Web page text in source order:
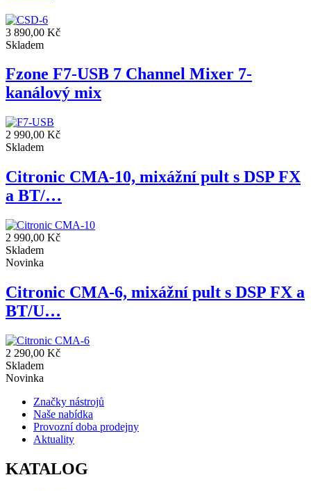
3 890,00 Kč
Skladem
Fzone F7-USB 7 Channel Mixer 7-
kanálový mix
2 990,00 Kč
Skladem
Citronic CMA-10, mixážní pult s DSP FX
a BT/…
2 990,00 Kč
Skladem
Novinka
Citronic CMA-6, mixážní pult s DSP FX a
BT/U…
2 290,00 Kč
Skladem
Novinka
Značky nástrojů
Naše nabídka
Provozní doba prodejny
Aktuality
KATALOG